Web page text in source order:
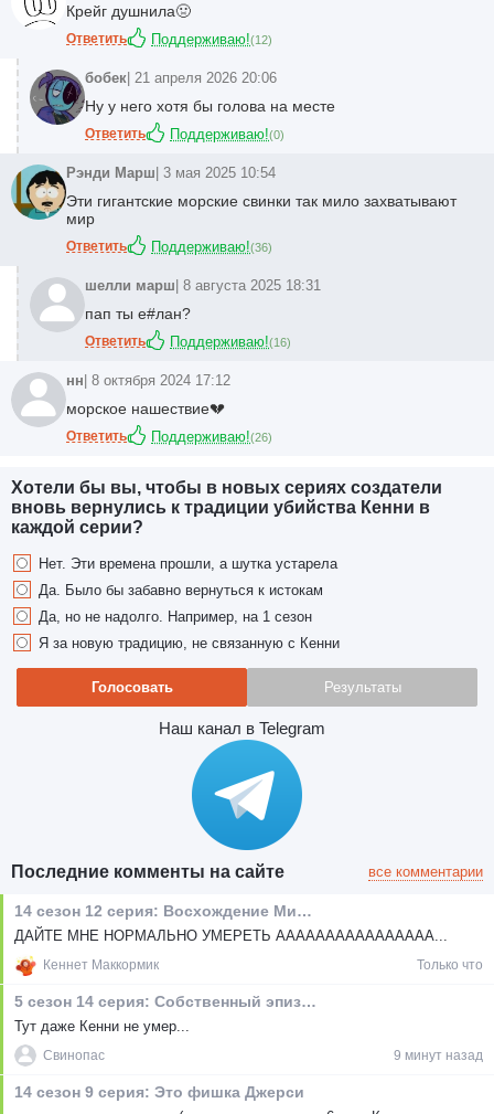
Крейг душнила🤢
Ответить Поддерживаю!(12)
бобек | 21 апреля 2026 20:06
Ну у него хотя бы голова на месте
Ответить Поддерживаю!(0)
Рэнди Марш | 3 мая 2025 10:54
Эти гигантские морские свинки так мило захватывают
мир
Ответить Поддерживаю!(36)
шелли марш | 8 августа 2025 18:31
пап ты е#лан?
Ответить Поддерживаю!(16)
нн | 8 октября 2024 17:12
морское нашествие💔
Ответить Поддерживаю!(26)
Хотели бы вы, чтобы в новых сериях создатели
вновь вернулись к традиции убийства Кенни в
каждой серии?
Нет. Эти времена прошли, а шутка устарела
Да. Было бы забавно вернуться к истокам
Да, но не надолго. Например, на 1 сезон
Я за новую традицию, не связанную с Кенни
Голосовать Результаты
Наш канал в Telegram
Последние комменты на сайте все комментарии
14 сезон 12 серия: Восхождение Мистериона
ДАЙТЕ МНЕ НОРМАЛЬНО УМЕРЕТЬ АААААААААААААААА...
Кеннет Маккормик Только что
5 сезон 14 серия: Собственный эпизод Баттерса
Тут даже Кенни не умер...
Свинопас 9 минут назад
14 сезон 9 серия: Это фишка Джерси